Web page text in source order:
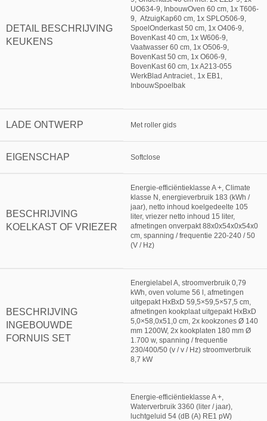
DETAIL BESCHRIJVING
KEUKENS
UO634-9, InbouwOven 60 cm, 1x T606-
9, AfzuigKap60 cm, 1x SPLO506-9,
SpoelOnderkast 50 cm, 1x O406-9,
BovenKast 40 cm, 1x W606-9,
Vaatwasser 60 cm, 1x O506-9,
BovenKast 50 cm, 1x O606-9,
BovenKast 60 cm, 1x A213-055
WerkBlad Antraciet., 1x EB1,
InbouwSpoelbak
LADE ONTWERP Met roller gids
EIGENSCHAP Softclose
BESCHRIJVING
KOELKAST OF VRIEZER
Energie-efficiëntieklasse A +, Climate
klasse N, energieverbruik 183 (kWh /
jaar), netto inhoud koelgedeelte 105
liter, vriezer netto inhoud 15 liter,
afmetingen onverpakt 88x0x54x0x54x0
cm, spanning / frequentie 220-240 / 50
(V / Hz)
BESCHRIJVING
INGEBOUWDE
FORNUIS SET
Energielabel A, stroomverbruik 0,79
kWh, oven volume 56 l, afmetingen
uitgepakt HxBxD 59,5×59,5×57,5 cm,
afmetingen kookplaat uitgepakt HxBxD
5,0×58,0x51,0 cm, 2x kookzones Ø 140
mm 1200W, 2x kookplaten 180 mm Ø
1.700 w, spanning / frequentie
230/400/50 (v / v / Hz) stroomverbruik
8,7 kW
Energie-efficiëntieklasse A +,
Waterverbruik 3360 (liter / jaar),
luchtgeluid 54 (dB (A) RE1 pW)